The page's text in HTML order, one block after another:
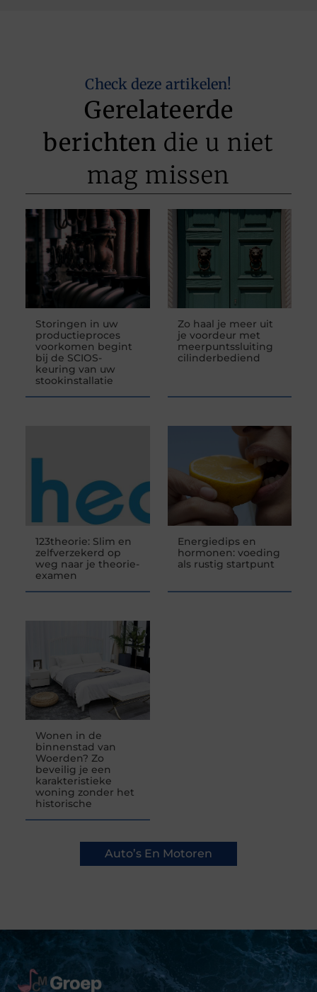
Check deze artikelen!
Gerelateerde
berichten die u niet
mag missen
Storingen in uw
productieproces
voorkomen begint
bij de SCIOS-
keuring van uw
stookinstallatie
Zo haal je meer uit
je voordeur met
meerpuntssluiting
cilinderbediend
123theorie: Slim en
zelfverzekerd op
weg naar je theorie-
examen
Energiedips en
hormonen: voeding
als rustig startpunt
Wonen in de
binnenstad van
Woerden? Zo
beveilig je een
karakteristieke
woning zonder het
historische
Auto’s En Motoren